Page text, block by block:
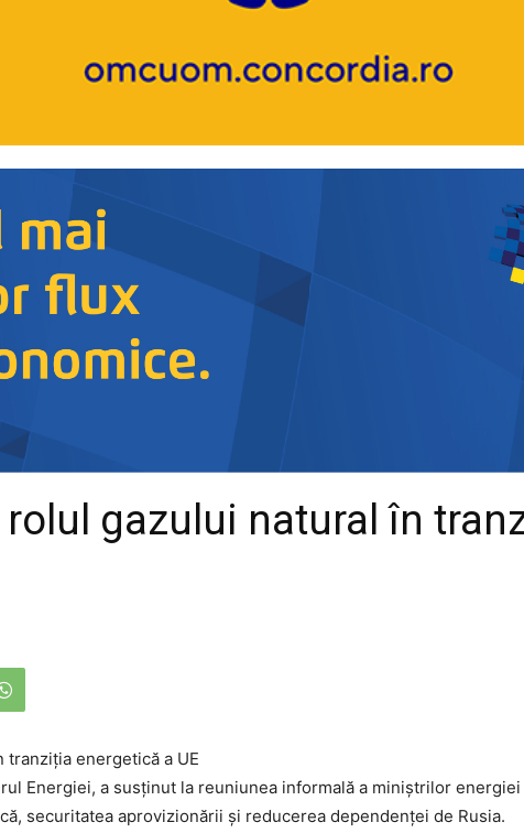
gazului natural în
Energiei, a susținut la reuniunea informală a miniștrilor
securitatea aprovizionării și reducerea dependenței de Rusia.